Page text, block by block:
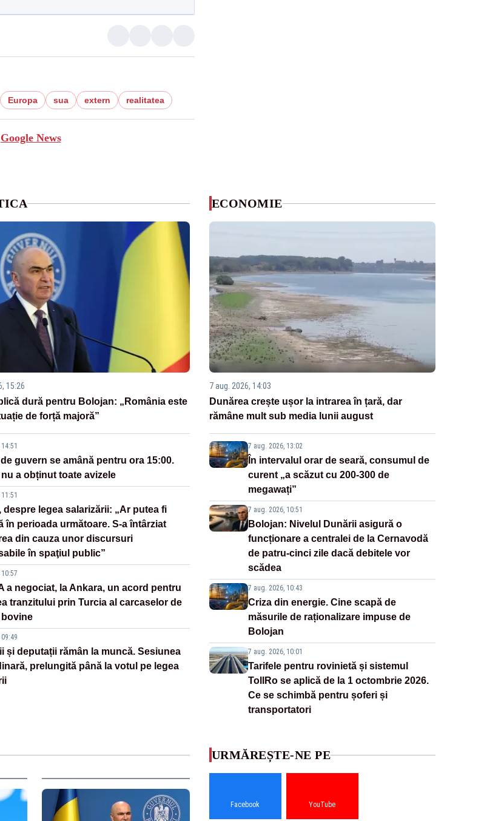
Europa sua extern realitatea
Google News
15:26
dură pentru Bolojan: „România este
de forță majoră”
guvern se amână pentru ora 15:00.
a obținut toate avizele
despre legea salarizării: „Ar putea fi
în perioada următoare. S-a întârziat
din cauza unor discursuri
în spaţiul public”
a negociat, la Ankara, un acord pentru
tranzitului prin Turcia al carcaselor de
și deputații rămân la muncă. Sesiunea
prelungită până la votul pe legea
ECONOMIE
7 aug. 2026, 14:03
Dunărea crește ușor la intrarea în țară, dar
rămâne mult sub media lunii august
7 aug. 2026, 13:02
În intervalul orar de seară, consumul de
curent „a scăzut cu 200-300 de
megawați”
7 aug. 2026, 10:51
Bolojan: Nivelul Dunării asigură o
funcționare a centralei de la Cernavodă
de patru-cinci zile dacă debitele vor
scădea
7 aug. 2026, 10:43
Criza din energie. Cine scapă de
măsurile de raționalizare impuse de
Bolojan
7 aug. 2026, 10:01
Tarifele pentru rovinietă și sistemul
TollRo se aplică de la 1 octombrie 2026.
Ce se schimbă pentru șoferi și
transportatori
URMĂREȘTE-NE PE
Facebook YouTube